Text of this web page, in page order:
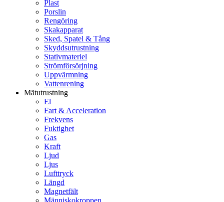
Plast
Porslin
Rengöring
Skakapparat
Sked, Spatel & Tång
Skyddsutrustning
Stativmateriel
Strömförsörjning
Uppvärmning
Vattenrening
Mätutrustning
El
Fart & Acceleration
Frekvens
Fuktighet
Gas
Kraft
Ljud
Ljus
Lufttryck
Längd
Magnetfält
Människokroppen